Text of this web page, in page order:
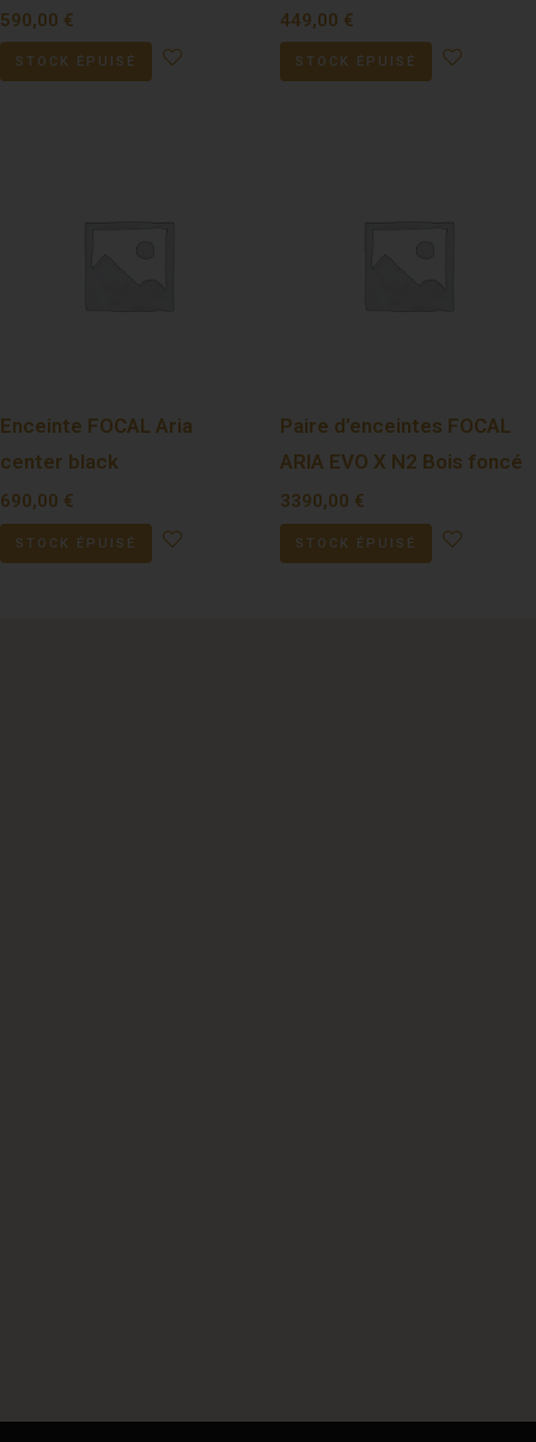
590,00 €
STOCK ÉPUISÉ
449,00 €
STOCK ÉPUISÉ
Enceinte FOCAL Aria
center black
690,00 €
STOCK ÉPUISÉ
Paire d’enceintes FOCAL
ARIA EVO X N2 Bois foncé
3390,00 €
STOCK ÉPUISÉ